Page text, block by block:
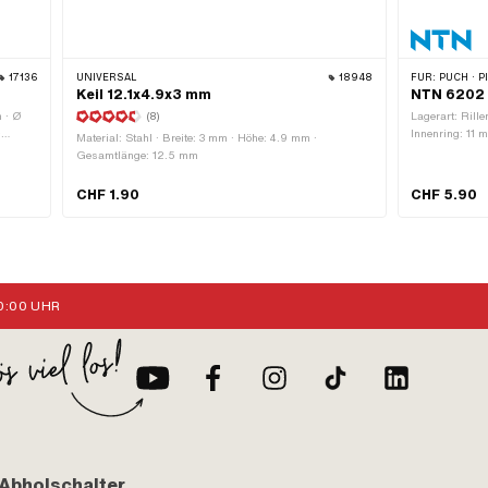
17136
· Ø
UNIVERSAL 18948
Keil 12.1x4.9x3 mm
(8)
Material: Stahl · Breite: 3 mm · Höhe: 4.9 mm ·
Gesamtlänge: 12.5 mm
CHF 1.90
FÜR: PUCH ·
NTN
Lagerart:
Innenring: 11
CHF 5.90
UHR